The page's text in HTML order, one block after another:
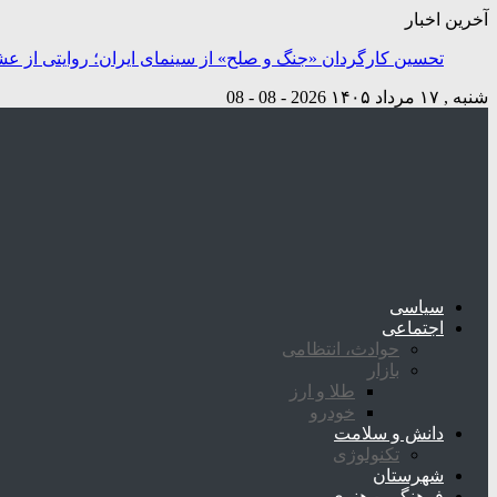
آخرین اخبار
تحسین کارگردان «جنگ و صلح» از سینمای ایران؛ روایتی از
شنبه , ۱۷ مرداد ۱۴۰۵ 2026 - 08 - 08
سیاسی
اجتماعی
حوادث، انتظامی
بازار
طلا و ارز
خودرو
دانش و سلامت
تکنولوژی
شهرستان